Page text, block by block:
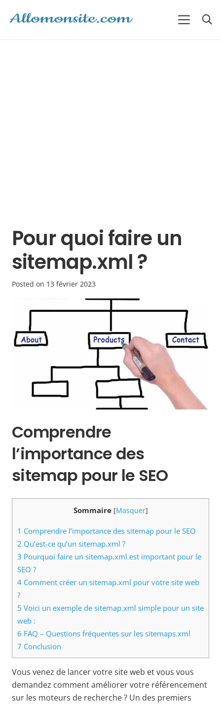
Pour quoi faire un
sitemap.xml ?
Posted on 13 février 2023
Comprendre
l’importance des
sitemap pour le SEO
Sommaire [Masquer]
1 Comprendre l’importance des sitemap pour le SEO
2 Qu’est-ce qu’un sitemap.xml ?
3 Pourquoi faire un sitemap.xml est important pour le
SEO ?
4 Comment créer un sitemap.xml pour votre site web
?
5 Voici un exemple de sitemap.xml simple pour un site
web :
6 FAQ – Questions fréquentes sur les sitemaps.xml
7 Conclusion
Vous venez de lancer votre site web et vous vous
demandez comment améliorer votre référencement
sur les moteurs de recherche ? Un des premiers